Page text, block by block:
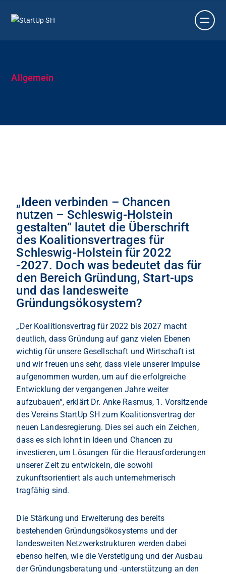
Allgemein
„Ideen verbinden – Chancen
nutzen – Schleswig-Holstein
gestalten“ lautet die Überschrift
des Koalitionsvertrages für
Schleswig-Holstein für 2022
-2027. Doch was bedeutet das für
den Bereich Gründung, Start-ups
und das landesweite
Gründungsökosystem?
„Der Koalitionsvertrag für 2022 bis 2027 macht
deutlich, dass Gründung auf ganz vielen Ebenen
wichtig für unsere Gesellschaft und Wirtschaft ist
und wir freuen uns sehr, dass viele unserer Impulse
aufgenommen wurden, um auf die erfolgreiche
Entwicklung der vergangenen Jahre weiter
aufzubauen“, erklärt Dr. Anke Rasmus, 1. Vorsitzende
des Vereins StartUp SH zum Koalitionsvertrag der
neuen Landesregierung. Dies sei auch ein Zeichen,
dass es sich lohnt in Ideen und Chancen zu
investieren, um Lösungen für die Herausforderungen
unserer Zeit zu entwickeln, die sowohl
zukunftsorientiert als auch unternehmerisch
tragfähig sind.
Die Stärkung und Erweiterung des bereits
bestehenden Gründungsökosystems und der
landesweiten Netzwerkstrukturen werden dabei
ebenso helfen, wie die Verstetigung und der Ausbau
der Gründungsberatung und -unterstützung an den